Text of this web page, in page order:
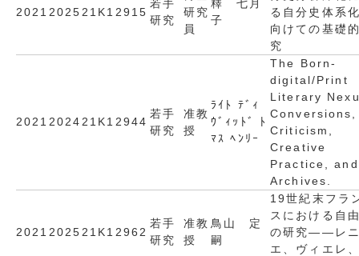
2021 2025 21K12915
若手
研究
研究
員
釋 七月
子
る自分史体系
向けての基礎
究
2021 2024 21K12944
若手
研究
准教
授
ﾗｲﾄ ﾃﾞｨ
ｳﾞｨｯﾄﾞ ﾄ
ﾏｽ ﾍﾝﾘｰ
The Born-
digital/Print
Literary
Conversions,
Criticism,
Creative
Practice, and
Archives.
2021 2025 21K12962
若手
研究
准教
授
鳥山 定
嗣
19世紀末フラ
スにおける自
の研究――レ
エ、ヴィエレ